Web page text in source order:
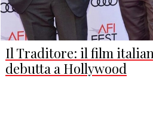
Il Traditore: il film
debutta a Hollywood